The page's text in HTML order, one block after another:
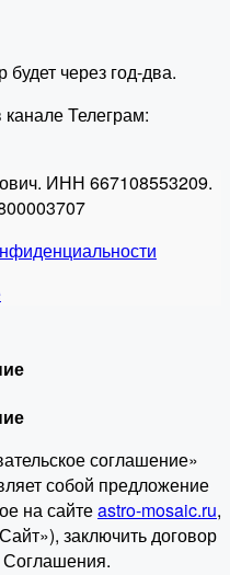
через год-два.
Телеграм:
ИНН 667108553209.
соглашение»
собой предложение
на сайтеastro-mosaic.ru,
заключить договор